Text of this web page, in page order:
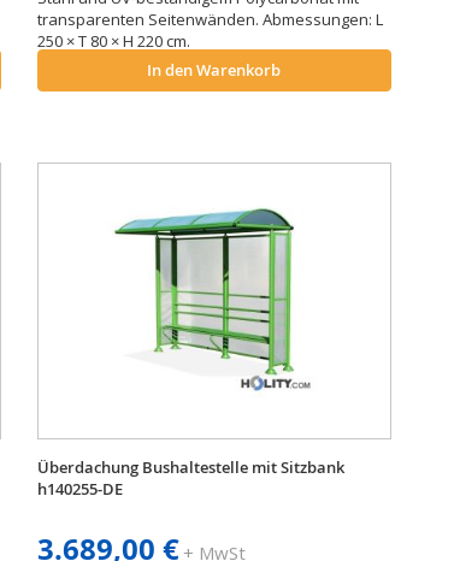
transparenten Seitenwänden. Abmessungen: L
250 × T 80 × H 220 cm.
In den Warenkorb
Überdachung Bushaltestelle mit Sitzbank
h140255-DE
3.689,00 €+ MwSt